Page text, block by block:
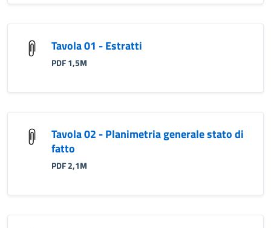
Tavola 01 - Estratti
PDF 1,5M
Tavola 02 - Planimetria generale stato di
fatto
PDF 2,1M